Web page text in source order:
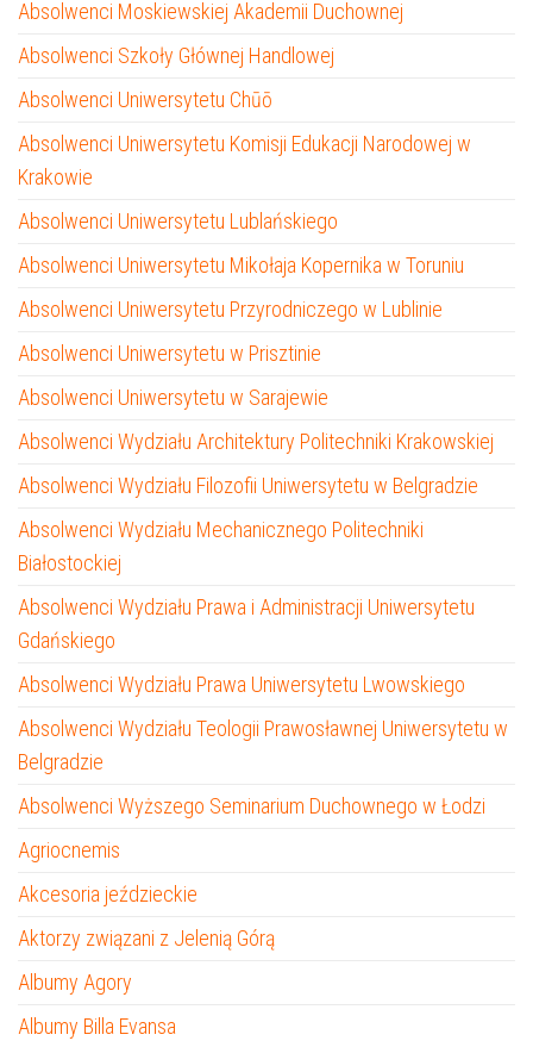
Absolwenci Moskiewskiej Akademii Duchownej
Absolwenci Szkoły Głównej Handlowej
Absolwenci Uniwersytetu Chūō
Absolwenci Uniwersytetu Komisji Edukacji Narodowej w
Krakowie
Absolwenci Uniwersytetu Lublańskiego
Absolwenci Uniwersytetu Mikołaja Kopernika w Toruniu
Absolwenci Uniwersytetu Przyrodniczego w Lublinie
Absolwenci Uniwersytetu w Prisztinie
Absolwenci Uniwersytetu w Sarajewie
Absolwenci Wydziału Architektury Politechniki Krakowskiej
Absolwenci Wydziału Filozofii Uniwersytetu w Belgradzie
Absolwenci Wydziału Mechanicznego Politechniki
Białostockiej
Absolwenci Wydziału Prawa i Administracji Uniwersytetu
Gdańskiego
Absolwenci Wydziału Prawa Uniwersytetu Lwowskiego
Absolwenci Wydziału Teologii Prawosławnej Uniwersytetu w
Belgradzie
Absolwenci Wyższego Seminarium Duchownego w Łodzi
Agriocnemis
Akcesoria jeździeckie
Aktorzy związani z Jelenią Górą
Albumy Agory
Albumy Billa Evansa